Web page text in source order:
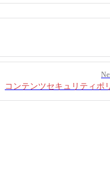
コンテンツセキュリティポ